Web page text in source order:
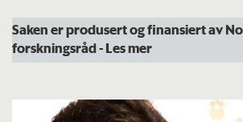
Saken er produsert og finansiert av
forskningsråd- Les mer